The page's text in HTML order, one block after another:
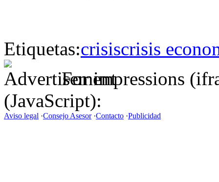
Etiquetas:crisiscrisis
For impressions
(JavaScript):
Aviso legal ·Consejo Asesor·Contacto ·Publicidad